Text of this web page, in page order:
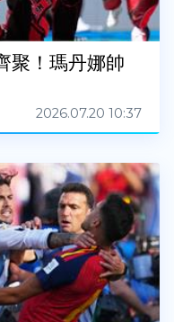
聚！瑪丹娜帥
2026.07.20 10:37